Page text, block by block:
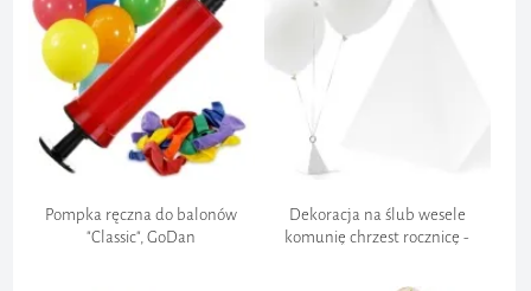
Przestrzeganie regulacji:
Zgłoszenie zwrotu:
Pompka ręczna do balonów
"Classic", GoDan
Dekoracja na ślub wesele
komunię chrzest rocznicę -
"Piramidka" biała